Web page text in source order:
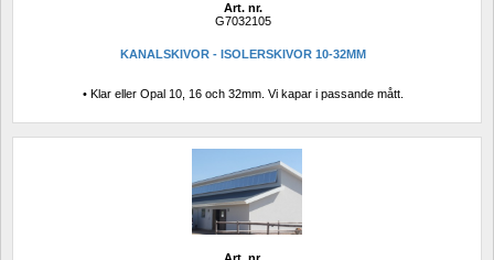
Art. nr.
G7032105
KANALSKIVOR - ISOLERSKIVOR 10-32MM
• Klar eller Opal 10, 16 och 32mm. Vi kapar i passande mått.